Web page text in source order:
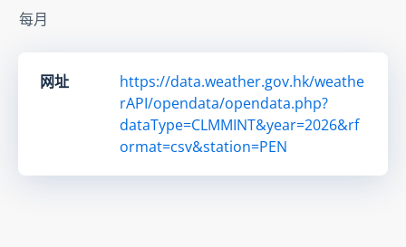
每月
网址
https://data.weather.gov.hk/weathe
rAPI/opendata/opendata.php?
dataType=CLMMINT&year=2026&rf
ormat=csv&station=PEN